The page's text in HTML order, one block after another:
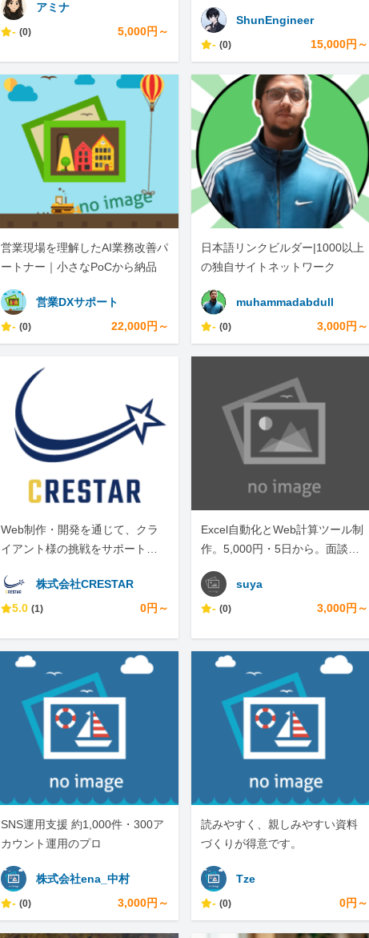
アミナ
- (0) 5,000円～
ShunEngineer
- (0) 15,000円～
営業現場を理解したAI業務改善パ
ートナー｜小さなPoCから納品
営業DXサポート
- (0) 22,000円～
日本語リンクビルダー|1000以上
の独自サイトネットワーク
muhammadabdull
- (0) 3,000円～
Web制作・開発を通じて、クラ
イアント様の挑戦をサポートし
株式会社CRESTAR
5.0 (1) 0円～
Excel自動化とWeb計算ツール制
作。5,000円・5日から。面談な
suya
- (0) 3,000円～
SNS運用支援 約1,000件・300ア
カウント運用のプロ
株式会社ena_中村
- (0) 3,000円～
読みやすく、親しみやすい資料
づくりが得意です。
Tze
- (0) 0円～